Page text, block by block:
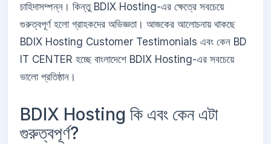
চাহিদাসম্পন্ন। কিন্তু BDIX Hosting-এর ক্ষেত্রে সবচেয়ে
গুরুত্বপূর্ণ হলো গ্রাহকদের অভিজ্ঞতা। আজকের আলোচনায় থাকছে
BDIX Hosting Customer Testimonials এবং কেন BD
IT CENTER হচ্ছে বাংলাদেশে BDIX Hosting-এর সবচেয়ে
ভালো প্রতিষ্ঠান।
BDIX Hosting কি এবং কেন এটা
গুরুত্বপূর্ণ?